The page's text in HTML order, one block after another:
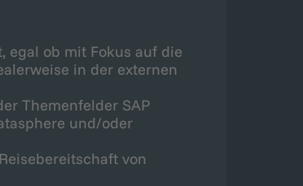
egal ob mit Fokus auf die
in der externen
Themenfelder SAP
und/oder
von